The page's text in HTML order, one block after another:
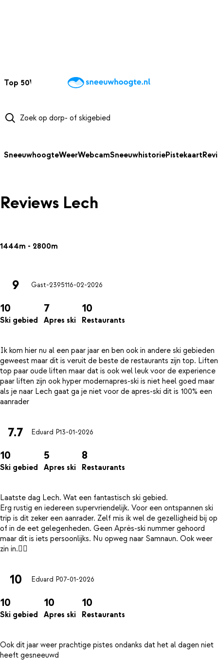
Top 50Webcams WintersportweerKaarten
SneeuwhoogteWeerWebcamSneeuwhistoriePistekaart
Reviews Lech
1444m - 2800m
9 Gast-2395116-02-2026
10
Ski gebied
7
Apres ski
10
Restaurants
Ik kom hier nu al een paar jaar en ben ook in andere ski gebieden
geweest maar dit is veruit de beste de restaurants zijn top. Liften
top paar oude liften maar dat is ook wel leuk voor de experience
paar liften zijn ook hyper modernapres-ski is niet heel goed maar
als je naar Lech gaat ga je niet voor de apres-ski dit is 100% een
7.7 Eduard P13-01-2026
10
Ski gebied
5
Apres ski
8
Restaurants
Laatste dag Lech. Wat een fantastisch ski gebied.
Erg rustig en iedereen supervriendelijk. Voor een ontspannen ski
trip is dit zeker een aanrader. Zelf mis ik wel de gezelligheid bij op
of in de eet gelegenheden. Geen Après-ski nummer gehoord
maar dit is iets persoonlijks. Nu opweg naar Samnaun. Ook weer
10 Eduard P07-01-2026
10
Ski gebied
10
Apres ski
10
Restaurants
Ook dit jaar weer prachtige pistes ondanks dat het al dagen niet